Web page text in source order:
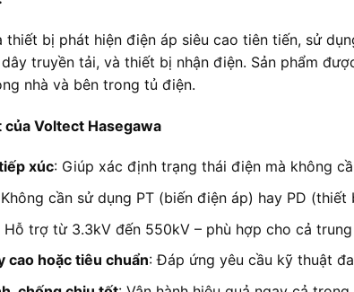
thiết bị phát hiện điện áp siêu cao tiên tiến, sử
truyền tải, và thiết bị nhận điện. Sản phẩm
nhà và bên trong tủ điện.
của Voltect Hasegawa
xúc: Giúp xác định trạng thái điện mà không
cần sử dụng PT (biến điện áp) hay PD
Hỗ trợ từ 3.3kV đến 550kV – phù hợp cho cả
cao hoặc tiêu chuẩn: Đáp ứng yêu cầu kỹ thuật